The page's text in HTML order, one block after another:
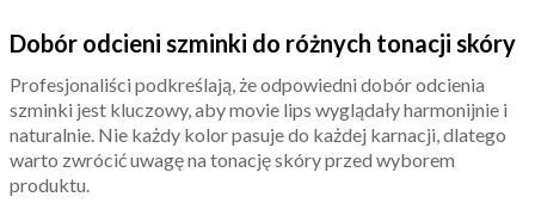
Dobór odcieni szminki do różnych tonacji skóry
Profesjonaliści podkreślają, że odpowiedni dobór odcienia
szminki jest kluczowy, aby movie lips wyglądały harmonijnie i
naturalnie. Nie każdy kolor pasuje do każdej karnacji, dlatego
warto zwrócić uwagę na tonację skóry przed wyborem
produktu.